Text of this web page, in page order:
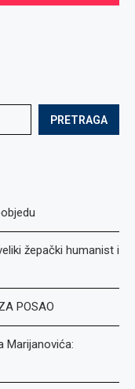
PRETRAGA
žepački humanist i
POSAO
Marijanovića: